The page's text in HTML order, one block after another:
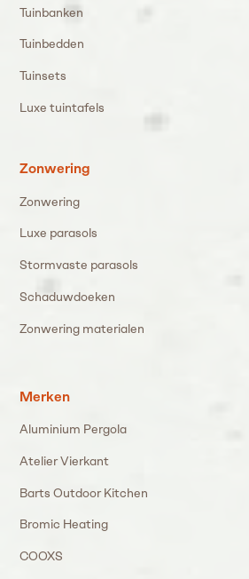
Merken
Aluminium Pergola
Atelier Vierkant
Barts Outdoor Kitchen
Bromic Heating
COOXS
Tuinbanken
Tuinbedden
Tuinsets
Luxe tuintafels
Zonwering
Zonwering
Luxe parasols
Stormvaste parasols
Schaduwdoeken
Zonwering materialen